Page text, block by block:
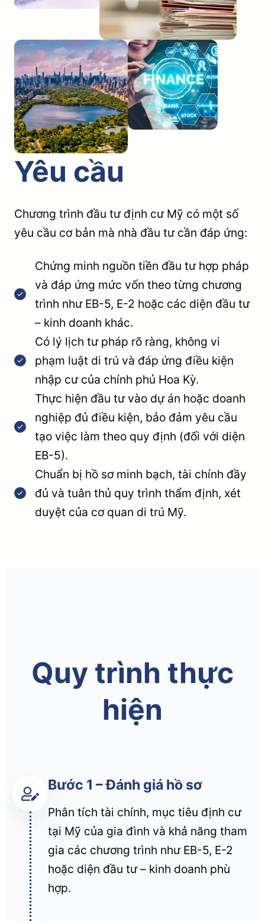
Yêu cầu
Chương trình đầu tư định cư Mỹ có một số
yêu cầu cơ bản mà nhà đầu tư cần đáp ứng:
Chứng minh nguồn tiền đầu tư hợp pháp
và đáp ứng mức vốn theo từng chương
trình như EB-5, E-2 hoặc các diện đầu tư
– kinh doanh khác.
Có lý lịch tư pháp rõ ràng, không vi
phạm luật di trú và đáp ứng điều kiện
nhập cư của chính phủ Hoa Kỳ.
Thực hiện đầu tư vào dự án hoặc doanh
nghiệp đủ điều kiện, bảo đảm yêu cầu
tạo việc làm theo quy định (đối với diện
EB-5).
Chuẩn bị hồ sơ minh bạch, tài chính đầy
đủ và tuân thủ quy trình thẩm định, xét
duyệt của cơ quan di trú Mỹ.
Quy trình thực
hiện
Bước 1 – Đánh giá hồ sơ
Phân tích tài chính, mục tiêu định cư
tại Mỹ của gia đình và khả năng tham
gia các chương trình như EB-5, E-2
hoặc diện đầu tư – kinh doanh phù
hợp.